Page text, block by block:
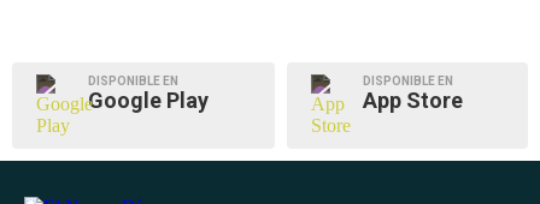
DISPONIBLE EN
Google Play
DISPONIBLE EN
App Store